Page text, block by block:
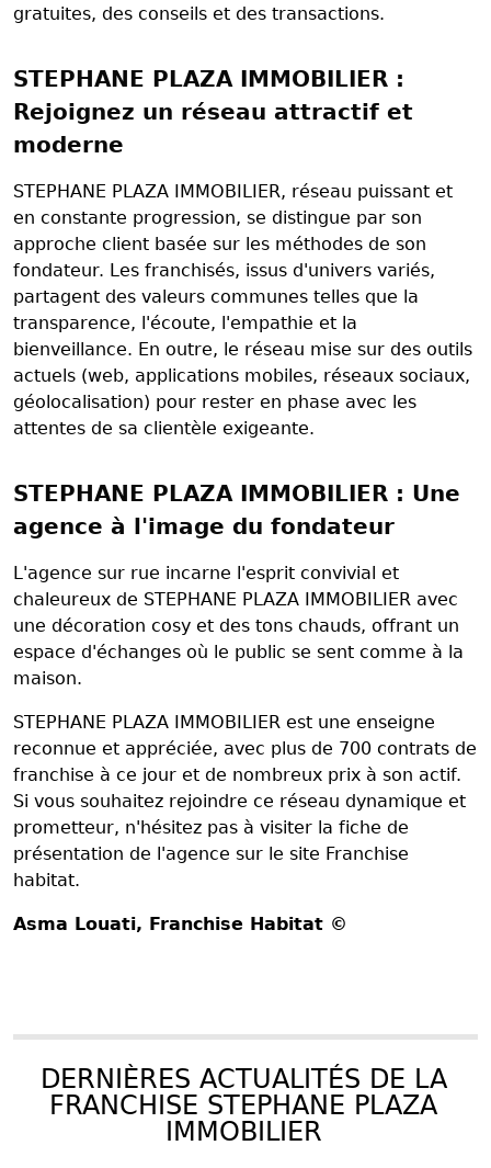
gratuites, des conseils et des transactions.
STEPHANE PLAZA IMMOBILIER :
Rejoignez un réseau attractif et
moderne
STEPHANE PLAZA IMMOBILIER, réseau puissant et
en constante progression, se distingue par son
approche client basée sur les méthodes de son
fondateur. Les franchisés, issus d'univers variés,
partagent des valeurs communes telles que la
transparence, l'écoute, l'empathie et la
bienveillance. En outre, le réseau mise sur des outils
actuels (web, applications mobiles, réseaux sociaux,
géolocalisation) pour rester en phase avec les
attentes de sa clientèle exigeante.
STEPHANE PLAZA IMMOBILIER : Une
agence à l'image du fondateur
L'agence sur rue incarne l'esprit convivial et
chaleureux de STEPHANE PLAZA IMMOBILIER avec
une décoration cosy et des tons chauds, offrant un
espace d'échanges où le public se sent comme à la
maison.
STEPHANE PLAZA IMMOBILIER est une enseigne
reconnue et appréciée, avec plus de 700 contrats de
franchise à ce jour et de nombreux prix à son actif.
Si vous souhaitez rejoindre ce réseau dynamique et
prometteur, n'hésitez pas à visiter la fiche de
présentation de l'agence sur le site Franchise
habitat.
Asma Louati, Franchise Habitat ©
DERNIÈRES ACTUALITÉS DE LA
FRANCHISE STEPHANE PLAZA
IMMOBILIER